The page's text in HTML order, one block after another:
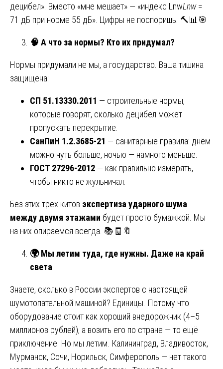
децибел». Вместо «мне мешает» — «индекс LnwLnw​ =
71 дБ при норме 55 дБ». Цифры не поспоришь. 🔨📊🎯
🧠 А что за нормы? Кто их придумал?
Нормы придумали не мы, а государство. Ваша тишина
защищена:
СП 51.13330.2011 — строительные нормы,
которые говорят, сколько децибел может
пропускать перекрытие.
СанПиН 1.2.3685-21 — санитарные правила: днём
можно чуть больше, ночью — намного меньше.
ГОСТ 27296-2012 — как правильно измерять,
чтобы никто не жульничал.
Без этих трёх китов экспертиза ударного шума
между двумя этажами будет просто бумажкой. Мы
на них опираемся всегда. 📚🧾🔖
🌍Мы летим туда, где нужны. Даже на край
света
Знаете, сколько в России экспертов с настоящей
шумотопательной машиной? Единицы. Потому что
оборудование стоит как хороший внедорожник (4–5
миллионов рублей), а возить его по стране — то ещё
приключение. Но мы летим. Калининград, Владивосток,
Мурманск, Сочи, Норильск, Симферополь — нет такого